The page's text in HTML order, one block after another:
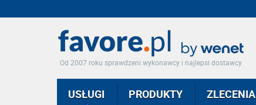
Od 2007 roku sprawdzeni wykonawcy i najlepsi dostawcy
USŁUGI PRODUKTY ZLECENIA